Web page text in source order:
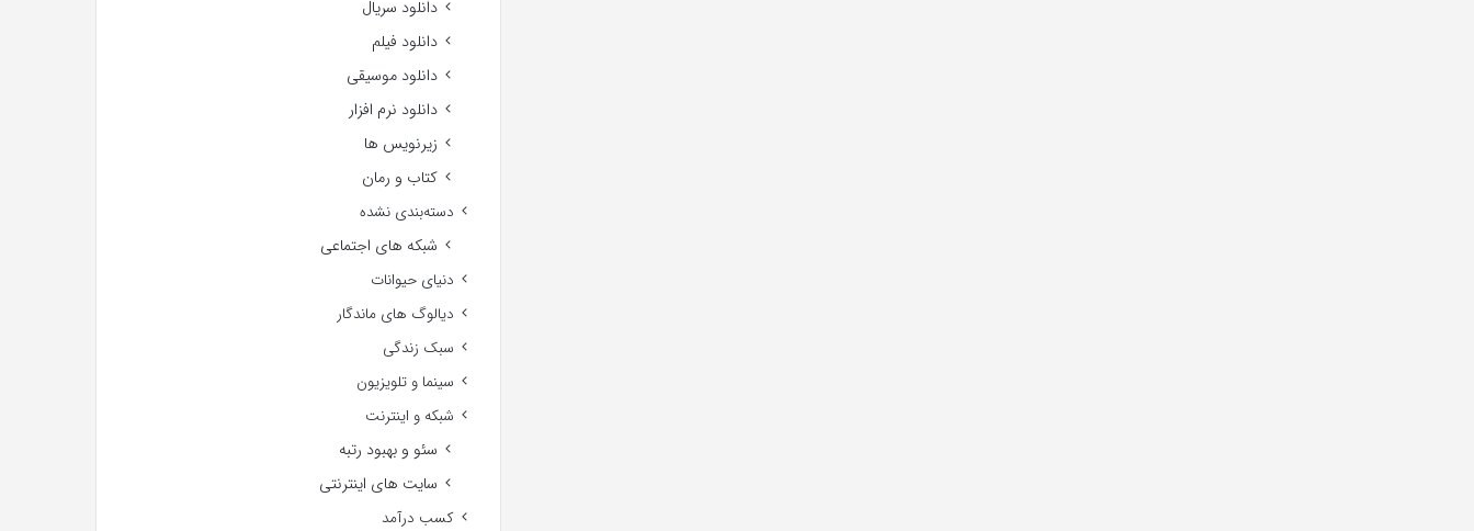
دانلود سریال
دانلود فیلم
دانلود موسیقی
دانلود نرم افزار
زیرنویس ها
کتاب و رمان
دسته‌بندی نشده
شبکه های اجتماعی
دنیای حیوانات
دیالوگ های ماندگار
سبک زندگی
سینما و تلویزیون
شبکه و اینترنت
سئو و بهبود رتبه
سایت های اینترنتی
کسب درآمد